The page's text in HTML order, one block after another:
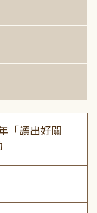
「讀出好關